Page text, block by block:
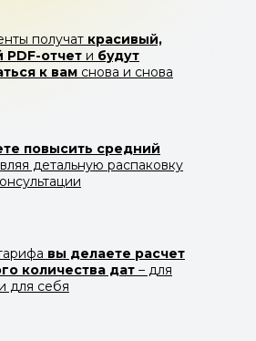
получат красивый,
PDF-отчет и будут
к вам снова и снова
повысить средний
детальную распаковку
вы делаете расчет
количества дат – для
для себя